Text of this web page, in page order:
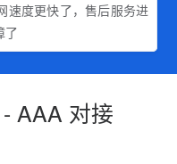
速度更快了，售后服务进
了
AAA 对接